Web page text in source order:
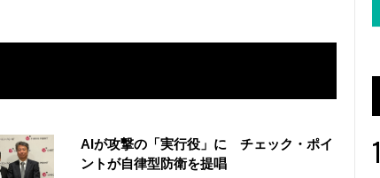
AIが攻撃の「実行役」に チェック・ポイ
ントが自律型防衛を提唱